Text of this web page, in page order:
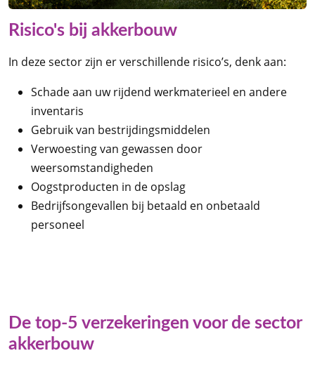
Risico's bij akkerbouw
In deze sector zijn er verschillende risico’s, denk aan:
Schade aan uw rijdend werkmaterieel en andere
inventaris
Gebruik van bestrijdingsmiddelen
Verwoesting van gewassen door
weersomstandigheden
Oogstproducten in de opslag
Bedrijfsongevallen bij betaald en onbetaald
personeel
De top-5 verzekeringen voor de sector
akkerbouw